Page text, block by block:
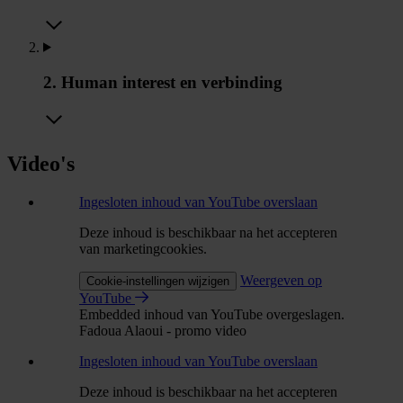
2. Human interest en verbinding
Video's
Ingesloten inhoud van YouTube overslaan
Deze inhoud is beschikbaar na het accepteren
van marketingcookies.
Cookie-instellingen wijzigen
Weergeven op
YouTube
Embedded inhoud van YouTube overgeslagen.
Fadoua Alaoui - promo video
Ingesloten inhoud van YouTube overslaan
Deze inhoud is beschikbaar na het accepteren